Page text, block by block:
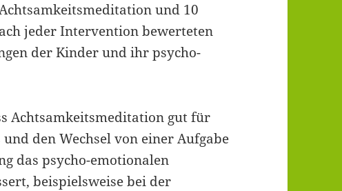
und 10
jeder Intervention bewerteten
der Kinder und ihr psycho-
Achtsamkeitsmeditation gut für
den Wechsel von einer Aufgabe
das psycho-emotionalen
beispielsweise bei der